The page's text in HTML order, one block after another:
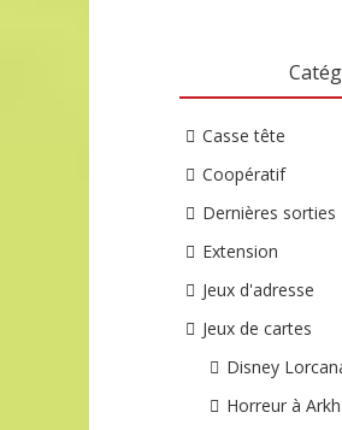
Casse tête
Coopératif
Dernières sorties
Extension
Jeux d'adresse
Jeux de cartes
Disney
Horreur à